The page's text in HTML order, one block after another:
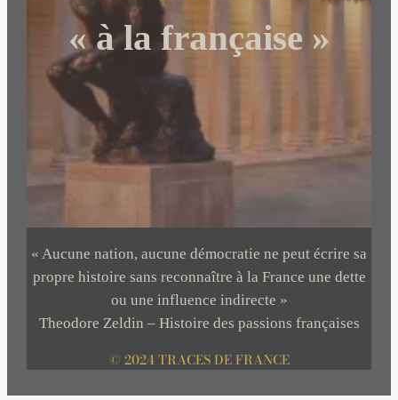
« à la française »
« Aucune nation, aucune démocratie ne peut écrire sa
propre histoire sans reconnaître à la France une dette
ou une influence indirecte »
Theodore Zeldin – Histoire des passions françaises
© 2024 TRACES DE FRANCE